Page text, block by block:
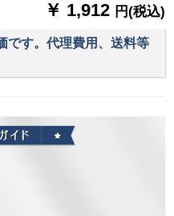
￥ 1,912 円(税込)
です。代理費用、送料等